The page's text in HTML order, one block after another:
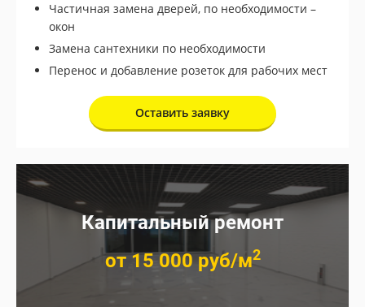
Частичная замена дверей, по необходимости –
окон
Замена сантехники по необходимости
Перенос и добавление розеток для рабочих мест
Оставить заявку
Капитальный ремонт
от 15 000 руб/м2